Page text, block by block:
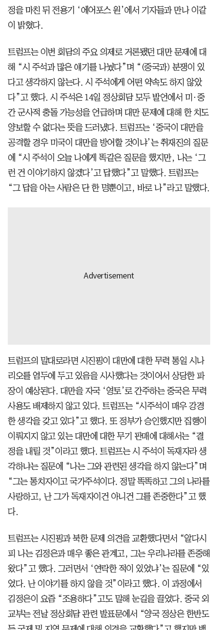
정을 마친 뒤 전용기 ‘에어포스 원’에서 기자들과 만나 이같
이 밝혔다.
트럼프는 이번 회담의 주요 의제로 거론됐던 대만 문제에 대
해 “시 주석과 많은 얘기를 나눴다”며 “(중국과) 분쟁이 있
다고 생각하지 않는다. 시 주석에게 어떤 약속도 하지 않았
다”고 했다. 시 주석은 14일 정상회담 모두 발언에서 미·중
간 군사적 충돌 가능성을 언급하며 대만 문제에 대해 한 치도
양보할 수 없다는 뜻을 드러냈다. 트럼프는 ‘중국이 대만을
공격할 경우 미국이 대만을 방어할 것이냐’는 취재진의 질문
에 “시 주석이 오늘 나에게 똑같은 질문을 했지만, 나는 ‘그
런 건 이야기하지 않겠다’고 답했다”고 말했다. 트럼프는
“그 답을 아는 사람은 단 한 명뿐이고, 바로 나”라고 말했다.
트럼프의 말대로라면 시진핑이 대만에 대한 무력 통일 시나
리오를 염두에 두고 있음을 시사했다는 것이어서 상당한 파
장이 예상된다. 대만을 자국 ‘영토’로 간주하는 중국은 무력
사용도 배제하지 않고 있다. 트럼프는 “시주석이 매우 강경
한 생각을 갖고 있다”고 했다. 또 정부가 승인했지만 집행이
이뤄지지 않고 있는 대만에 대한 무기 판매에 대해서는 “결
정을 내릴 것”이라고 했다. 트럼프는 시 주석이 독재자라 생
각하냐는 질문에 “나는 그와 관련된 생각을 하지 않는다”며
“그는 통치자이고 국가주석이다. 정말 똑똑하고 그의 나라를
사랑하고, 난 그가 독재자이건 아니건 그를 존중한다”고 했
다.
트럼프는 시진핑과 북한 문제 의견을 교환했다면서 “알다시
피 나는 김정은과 매우 좋은 관계고, 그는 우리나라를 존중해
왔다”고 했다. 그러면서 ‘연락한 적이 있었냐’는 질문에 “있
었다. 난 이야기를 하지 않을 것”이라고 했다. 이 과정에서
김정은이 요즘 “조용하다”고도 말해 눈길을 끌었다. 중국 외
교부는 전날 정상회담 관련 발표문에서 “양국 정상은 한반도